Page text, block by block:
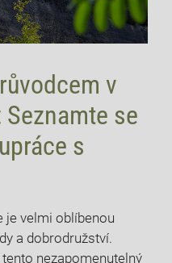
v
se
s
je velmi oblíbenou
a dobrodružství.
nezapomenutelný